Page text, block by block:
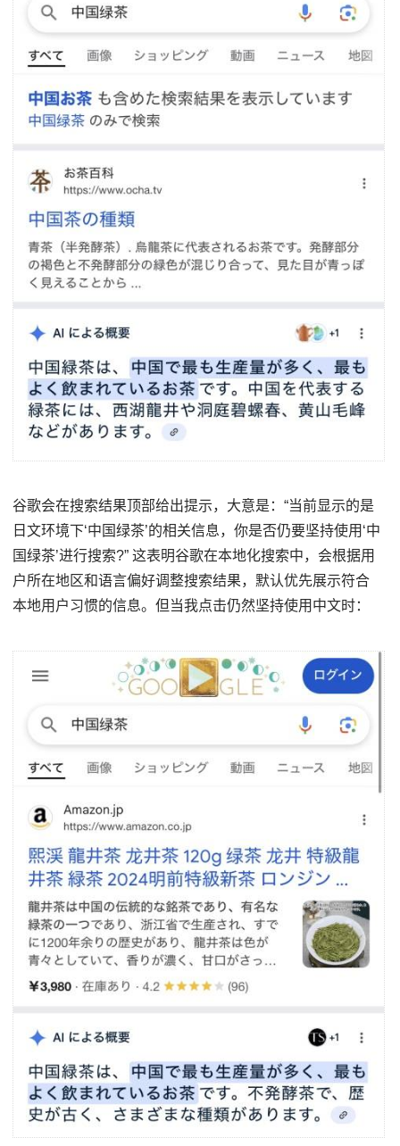
谷歌会在搜索结果顶部给出提示，大意是：“当前显示的是
日文环境下‘中国绿茶’的相关信息，你是否仍要坚持使用‘中
国绿茶’进行搜索?” 这表明谷歌在本地化搜索中，会根据用
户所在地区和语言偏好调整搜索结果，默认优先展示符合
本地用户习惯的信息。但当我点击仍然坚持使用中文时：